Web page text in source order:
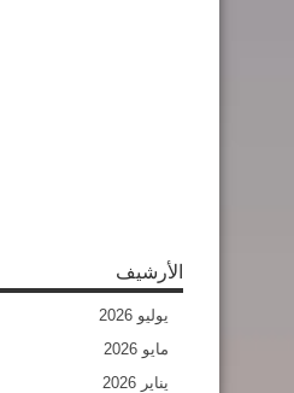
الأرشيف
يوليو 2026
مايو 2026
يناير 2026